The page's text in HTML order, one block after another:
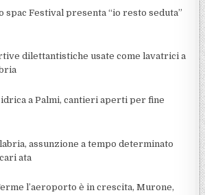
spac Festival presenta “io resto seduta”
dilettantistiche usate come lavatrici a
a Palmi, cantieri aperti per fine
assunzione a tempo determinato
ata
l’aeroporto è in crescita, Murone,